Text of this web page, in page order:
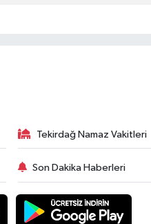
Tekirdağ Namaz Vakitleri
Son Dakika Haberleri